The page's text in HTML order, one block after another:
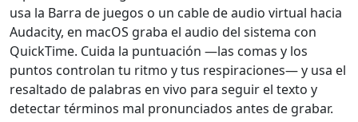
usa la Barra de juegos o un cable de audio virtual hacia
Audacity, en macOS graba el audio del sistema con
QuickTime. Cuida la puntuación —las comas y los
puntos controlan tu ritmo y tus respiraciones— y usa el
resaltado de palabras en vivo para seguir el texto y
detectar términos mal pronunciados antes de grabar.